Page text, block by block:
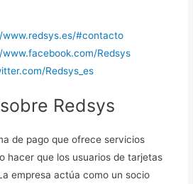
#contacto
Redsys
Redsys_es
Redsys
de pago que ofrece servicios
hacer que los usuarios de tarjetas
empresa actúa como un socio